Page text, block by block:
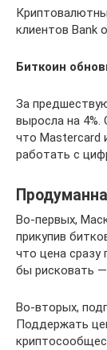
клиентов Bank
Биткоин
За
выросла на
что Mastercard
работать с
Во-первых,
прикупив
что цена сразу
бы рисковать
Во-вторых,
Поддержать